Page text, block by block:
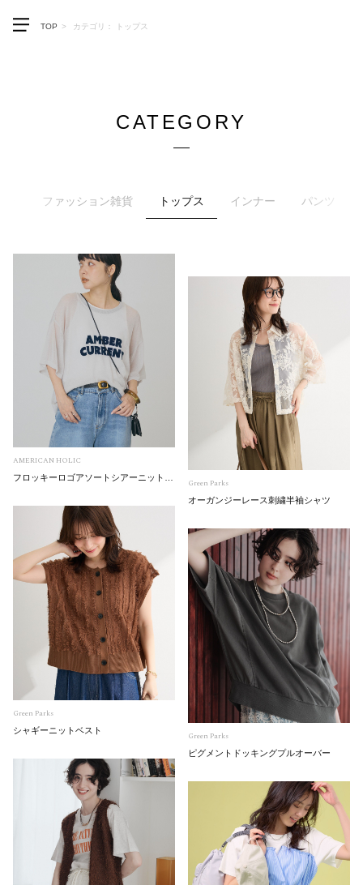
TOP
カテゴリ： トップス
CATEGORY
ファッション雑貨 トップス インナー パンツ
AMERICAN HOLIC
フロッキーロゴアソートシアーニットプルオーバー Green Parks
オーガンジーレース刺繍半袖シャツ
Green Parks
シャギーニットベスト Green Parks
ピグメントドッキングプルオーバー